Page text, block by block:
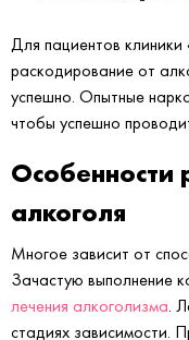
Для пациентов
раскодирование от
успешно. Опытные
чтобы успешно
Особенности
алкоголя
Многое зависит от
Зачастую выполнение
лечения алкоголизма .
стадиях зависимости.